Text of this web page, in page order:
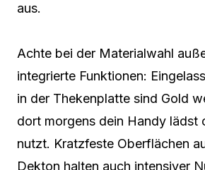
aus.
Achte bei der Materialwahl
integrierte Funktionen:
in der Thekenplatte sind Gold
dort morgens dein Handy lädst
nutzt. Kratzfeste Oberflächen
Dekton halten auch intensiver